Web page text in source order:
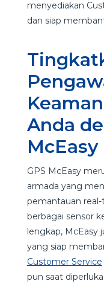
menyediakan
dan siap
Anda
McEasy
GPS McEasy
armada yang
pemantauan
berbagai sensor
lengkap, McEasy
yang siap
Customer Service
pun saat